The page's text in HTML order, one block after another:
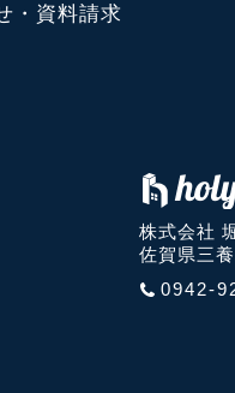
・資料請求
株式会社
佐賀県三
0942-